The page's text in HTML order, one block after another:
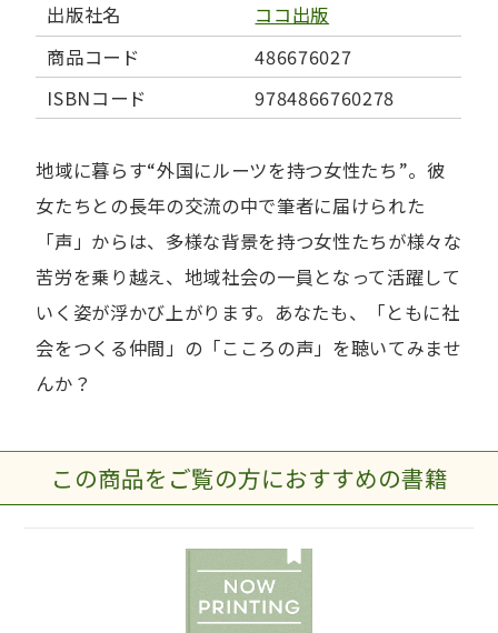
出版社名
ココ出版
商品コード
486676027
ISBNコード
9784866760278
地域に暮らす“外国にルーツを持つ女性たち”。彼
女たちとの長年の交流の中で筆者に届けられた
「声」からは、多様な背景を持つ女性たちが様々な
苦労を乗り越え、地域社会の一員となって活躍して
いく姿が浮かび上がります。あなたも、「ともに社
会をつくる仲間」の「こころの声」を聴いてみませ
んか？
この商品をご覧の方におすすめの書籍